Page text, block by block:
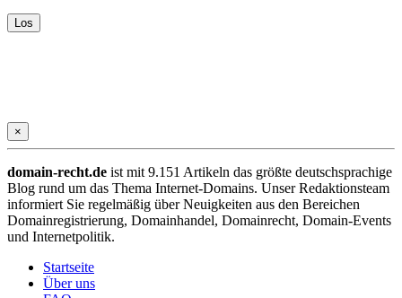
×
domain-recht.de ist mit 9.151 Artikeln das größte deutschsprachige
Blog rund um das Thema Internet-Domains. Unser Redaktionsteam
informiert Sie regelmäßig über Neuigkeiten aus den Bereichen
Domainregistrierung, Domainhandel, Domainrecht, Domain-Events
und Internetpolitik.
Startseite
Über uns